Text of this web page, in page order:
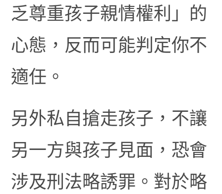
乏尊重孩子親情權利」的
心態，反而可能判定你不
適任。
另外私自搶走孩子，不讓
另一方與孩子見面，恐會
涉及刑法略誘罪。對於略